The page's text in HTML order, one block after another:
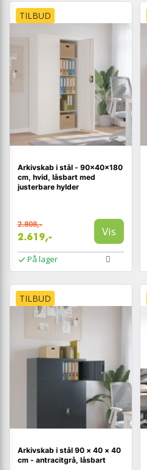
TILBUD
Arkivskab i stål - 90×40×180
cm, hvid, låsbart med
justerbare hylder
2.808,-
2.619,- Vis
På lager
TILBUD
Arkivskab i stål 90 × 40 × 40
cm - antracitgrå, låsbart